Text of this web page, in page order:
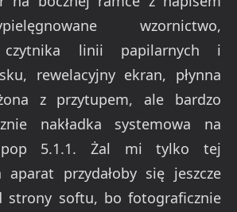
wzornictwo,
czytnika linii papilarnych i
rewelacyjny ekran, płynna
z przytupem, ale bardzo
nakładka systemowa na
5.1.1. Żal mi tylko tej
przydałoby się jeszcze
strony softu, bo fotograficznie